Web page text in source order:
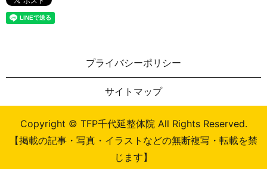
プライバシーポリシー
サイトマップ
Copyright © TFP千代延整体院 All Rights Reserved.
【掲載の記事・写真・イラストなどの無断複写・転載を禁
じます】